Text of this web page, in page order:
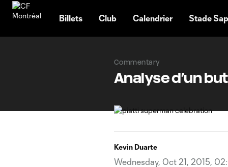
Billets Club Calendrier Stade
Commentary
Analyse d’un
Kevin Duarte
Wednesday, Oct 21, 2015,